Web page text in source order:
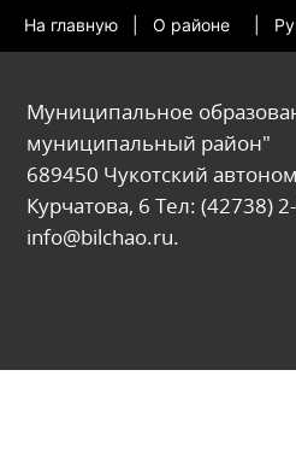
На главную О районе
Муниципальное
муниципальный район"
689450 Чукотский
Курчатова, 6 Тел: (42738)
info@bilchao.ru.